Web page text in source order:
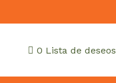
0 Lista de deseos